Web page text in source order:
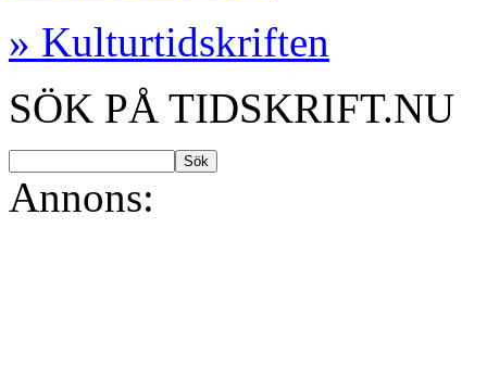
» Kulturtidskriften
SÖK PÅ TIDSKRIFT.NU
Annons: